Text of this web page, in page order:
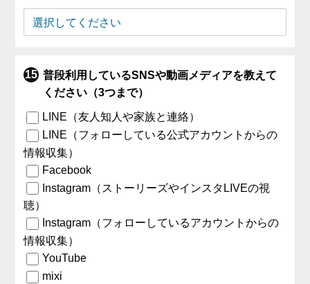
普段利用しているSNSや動画メディアを教えて
ください（3つまで）
LINE（友人知人や家族と連絡）
LINE（フォローしている公式アカウントからの
情報収集）
Facebook
Instagram（ストーリーズやインスタLIVEの視
聴）
Instagram（フォローしているアカウントからの
情報収集）
YouTube
mixi